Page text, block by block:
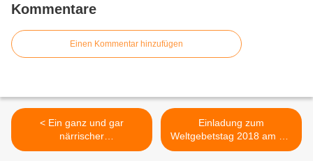
Kommentare
Einen Kommentar hinzufügen
< Ein ganz und gar
närrischer
Seniorennachmittag in der
Einladung zum
Weltgebetstag 2018 am 02.
März um 19.00 Uhr in der